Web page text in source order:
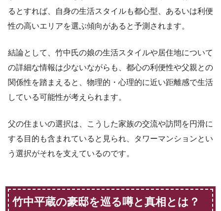
るとすれば、自身の生活スタイルも都心型、あるいは利便
性の高いエリアを選ぶ傾向があると予測されます。
結論として、竹中氏の娘の生活スタイルや居住地について
の詳細な情報は少ないながらも、都心の利便性や父親との
関係性を踏まえると、物理的・心理的に近い距離感で生活
している可能性が考えられます。
父の住まいの選択は、こうした家族の交流や訪問を円滑に
する目的も含まれていると見られ、タワーマンションとい
う選択がそれを支えているのです。
竹中平蔵の豪邸を巡る噂と真相とは？